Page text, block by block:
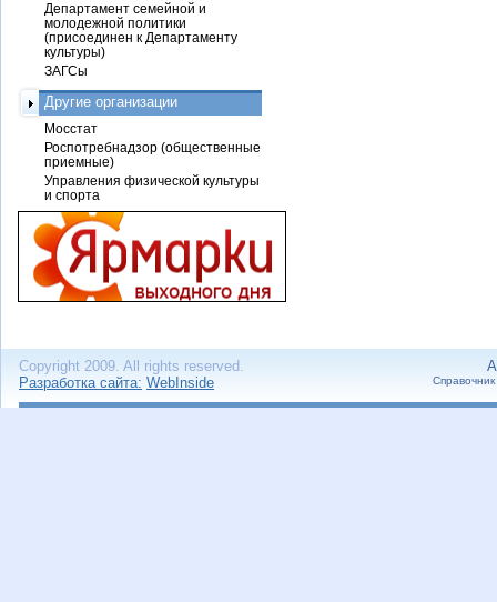
Департамент семейной и
молодежной политики
(присоединен к Департаменту
культуры)
ЗАГСы
Другие организации
Мосстат
Роспотребнадзор (общественные
приемные)
Управления физической культуры
и спорта
Copyright 2009. All rights reserved.
Разработка сайта: WebInside